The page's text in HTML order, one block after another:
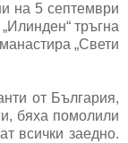
на 5 септември
тръгна
„Свети
от България,
бяха помолили
всички заедно.